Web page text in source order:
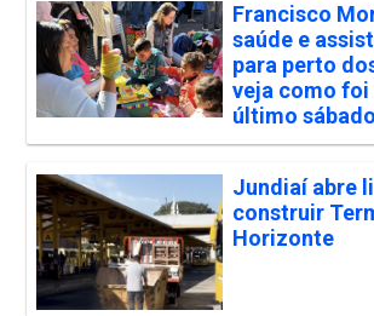
Francisco
saúde e
para perto
veja como foi
último sábado
Jundiaí abre
construir
Horizonte